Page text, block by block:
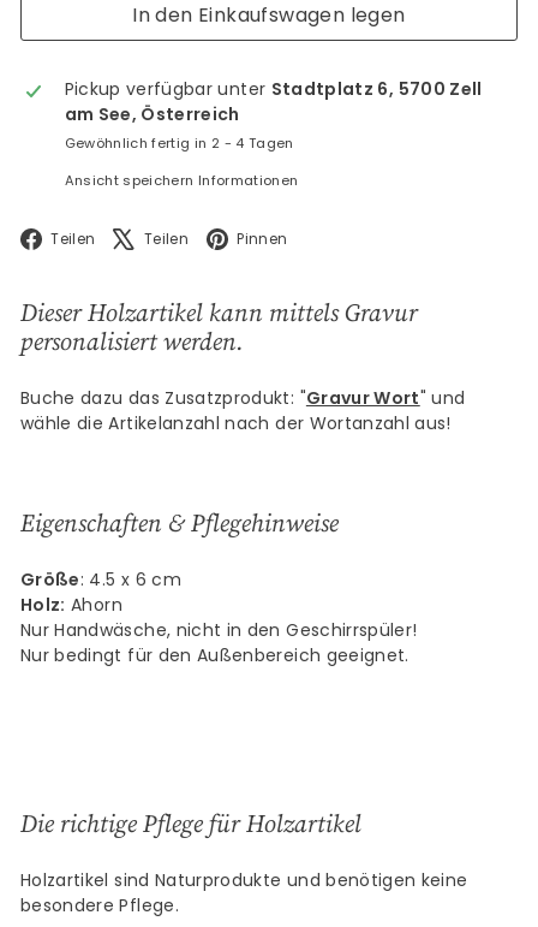
In den Einkaufswagen legen
Pickup verfügbar unter Stadtplatz 6, 5700 Zell
am See, Österreich
Gewöhnlich fertig in 2 - 4 Tagen
Ansicht speichern Informationen
Teilen Facebook
Teilen X Pinnen
Dieser Holzartikel kann mittels Gravur
personalisiert werden.
Buche dazu das Zusatzprodukt: "Gravur Wort" und
wähle die Artikelanzahl nach der Wortanzahl aus!
Eigenschaften & Pflegehinweise
Größe: 4.5 x 6 cm
Holz: Ahorn
Nur Handwäsche, nicht in den Geschirrspüler!
Nur bedingt für den Außenbereich geeignet.
Die richtige Pflege für Holzartikel
Holzartikel sind Naturprodukte und benötigen keine
besondere Pflege.